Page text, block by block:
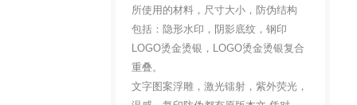
所使用的材料，尺寸大小，防伪结构
包括：隐形水印，阴影底纹，钢印
LOGO烫金烫银，LOGO烫金烫银复合
重叠。
文字图案浮雕，激光镭射，紫外荧光，